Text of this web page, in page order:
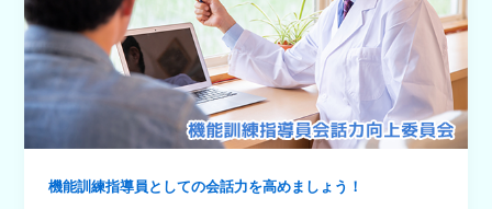
機能訓練指導員としての会話力を高めましょう！